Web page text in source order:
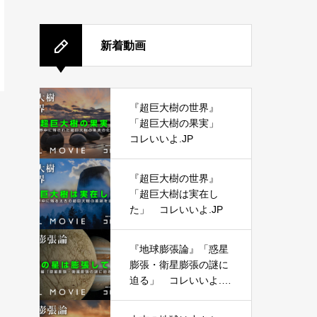
新着動画
『超巨大樹の世界』
「超巨大樹の果実」
コレいいよ.JP
『超巨大樹の世界』
「超巨大樹は実在し
た」 コレいいよ.JP
『地球膨張論』「惑星
膨張・衛星膨張の謎に
迫る」 コレいいよ.J